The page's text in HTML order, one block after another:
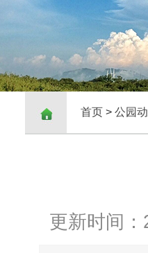
首页> 公园
更新时间